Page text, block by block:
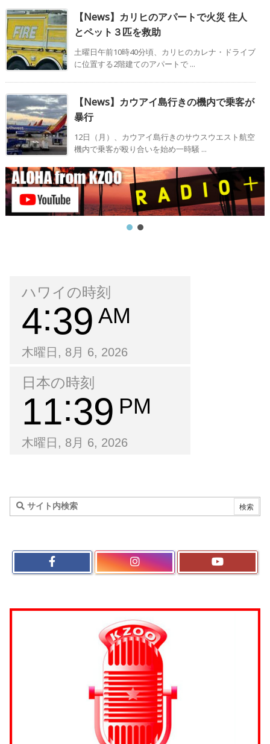
【News】カリヒのアパートで火災 住人
とペット３匹を救助
土曜日午前10時40分頃、カリヒのカレナ・ドライブ
に位置する2階建てのアパートで ...
【News】カウアイ島行きの機内で乗客が
暴行
12日（月）、カウアイ島行きのサウスウエスト航空
機内で乗客が殴り合いを始め一時騒 ...
ハワイの時刻
4 39 AM
木曜日, 8月 6, 2026
日本の時刻
11 39 PM
木曜日, 8月 6, 2026